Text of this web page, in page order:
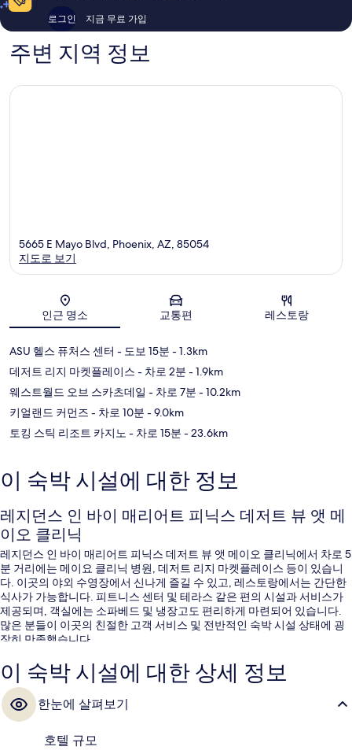
스
츠
바
용
1,088
로그인 지금 무료 가입
주변 지역 정보
지도
5665 E Mayo Blvd, Phoenix, AZ, 85054
지도로 보기
인근 명소 교통편 레스토랑
ASU 헬스 퓨처스 센터 - 도보 15분 - 1.3km
데저트 리지 마켓플레이스 - 차로 2분 - 1.9km
웨스트월드 오브 스카츠데일 - 차로 7분 - 10.2km
키얼랜드 커먼즈 - 차로 10분 - 9.0km
토킹 스틱 리조트 카지노 - 차로 15분 - 23.6km
이 숙박 시설에 대한 정보
레지던스 인 바이 매리어트 피닉스 데저트 뷰 앳 메
이오 클리닉
레지던스 인 바이 매리어트 피닉스 데저트 뷰 앳 메이오 클리닉에서 차로 5
분 거리에는 메이요 클리닉 병원, 데저트 리지 마켓플레이스 등이 있습니
다. 이곳의 야외 수영장에서 신나게 즐길 수 있고, 레스토랑에서는 간단한
식사가 가능합니다. 피트니스 센터 및 테라스 같은 편의 시설과 서비스가
제공되며, 객실에는 소파베드 및 냉장고도 편리하게 마련되어 있습니다.
많은 분들이 이곳의 친절한 고객 서비스 및 전반적인 숙박 시설 상태에 굉
장히 만족했습니다.
이 숙박 시설에 대한 상세 정보
한눈에 살펴보기
호텔 규모